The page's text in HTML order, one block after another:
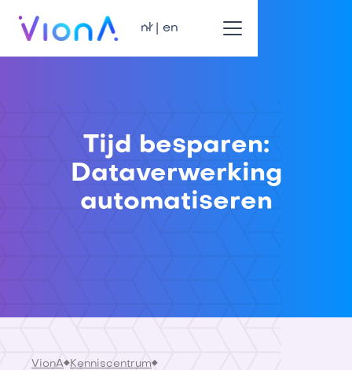
nl | en
Tijd besparen:
Dataverwerking
automatiseren
VionA
Kenniscentrum